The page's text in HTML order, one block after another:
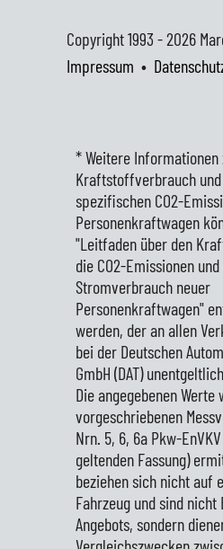
Copyright 1993 - 2026
Impressum •
* Weitere
Kraftstoffverbrauch
spezifischen CO2-
Personenkraftwagen
"Leitfaden über den
die CO2-Emissionen
Stromverbrauch neuer
Personenkraftwagen"
werden, der an allen
bei der Deutschen
GmbH (DAT)
Die angegebenen
vorgeschriebenen
Nrn. 5, 6, 6a Pkw-
geltenden Fassung)
beziehen sich nicht auf
Fahrzeug und sind
Angebots, sondern